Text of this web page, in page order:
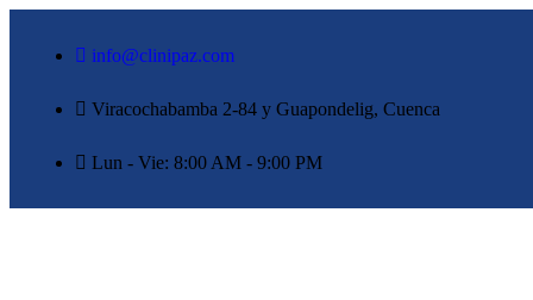
info@clinipaz.com
Viracochabamba 2-84 y Guapondelig, Cuenca
Lun - Vie: 8:00 AM - 9:00 PM